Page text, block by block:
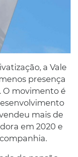
a Vale
presença
O movimento é
mais de
em 2020 e